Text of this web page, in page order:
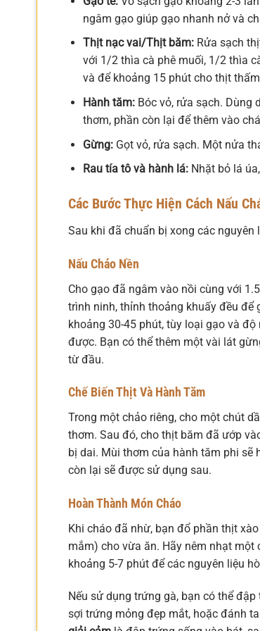
ngâm gạo giúp gạo nhanh nở và
Thịt nạc vai/Thịt băm:Rửa sạch
với 1/2 thìa cà phê muối, 1/2 thìa
và để khoảng 15 phút cho thịt
Hành tăm:Bóc vỏ, rửa sạch. Dùng
thơm, phần còn lại để thêm vào
Gừng:Gọt vỏ, rửa sạch. Một nửa
Rau tía tô và hành lá:Nhặt bỏ lá
Các Bước Thực Hiện Cách Nấu
Sau khi đã chuẩn bị xong các
Nấu Cháo Nền
Cho gạo đã ngâm vào nồi cùng với
trình ninh, thỉnh thoảng khuấy đều
khoảng 30-45 phút, tùy loại gạo và
được. Bạn có thể thêm một vài lát
từ đầu.
Chế Biến Thịt Và Hành Tăm
Trong một chảo riêng, cho một chút
thơm. Sau đó, cho thịt băm đã ướp
bị dai. Mùi thơm của hành tăm phi sẽ
còn lại sẽ được sử dụng sau.
Hoàn Thành Món Cháo
Khi cháo đã nhừ, bạn đổ phần thịt
mắm) cho vừa ăn. Hãy nêm nhạt
khoảng 5-7 phút để các nguyên liệu
Nếu sử dụng trứng gà, bạn có thể
sợi trứng mỏng đẹp mắt, hoặc đánh